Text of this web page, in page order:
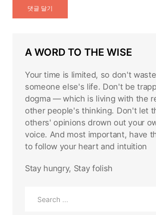
A WORD TO THE WISE
Your time is limited, so don't
someone else's life. Don't be
dogma — which is living with the
other people's thinking. Don't let
others' opinions drown out your
voice. And most important, have
to follow your heart and intuition
Stay hungry, Stay folish